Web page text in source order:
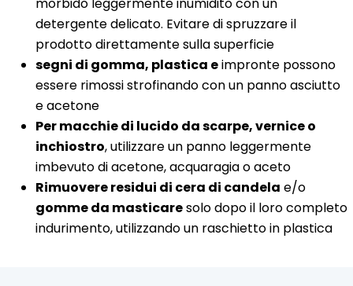
detergente delicato. Evitare di spruzzare il
prodotto direttamente sulla superficie
segni di gomma, plastica eimpronte possono
essere rimossi strofinando con un panno asciutto
e acetone
Per macchie di lucido da scarpe, vernice o
inchiostro, utilizzare un panno leggermente
imbevuto di acetone, acquaragia o aceto
Rimuovere residui di cera di candela e/o
gomme da masticaresolo dopo il loro completo
indurimento, utilizzando un raschietto in plastica